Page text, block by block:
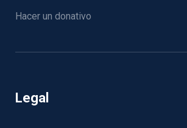
Hacer un donativo
Legal